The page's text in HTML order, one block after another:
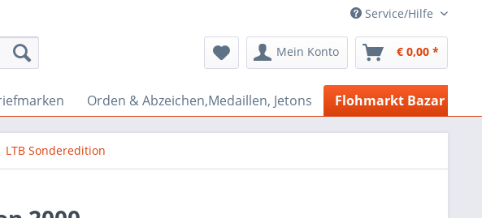
Service/Hilfe
Mein Konto € 0,00 *
Orden & Abzeichen,Medaillen, Jetons Flohmarkt Bazar
LTB Sonderedition